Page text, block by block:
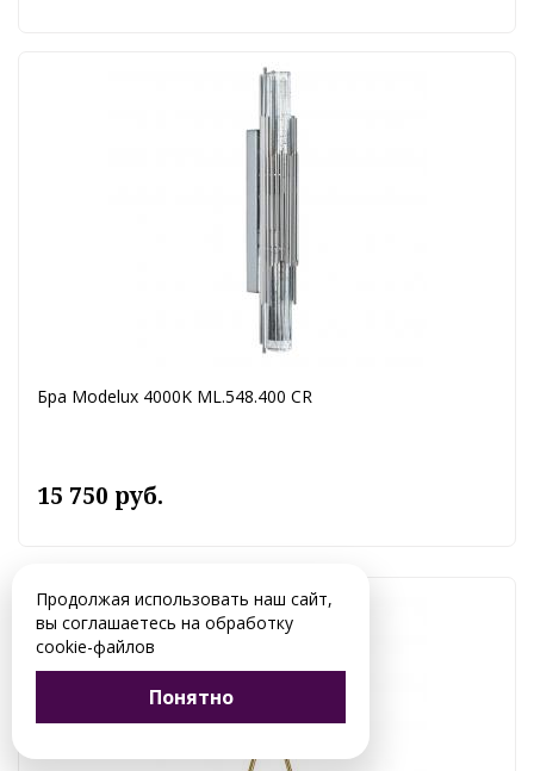
Бра Modelux 4000K ML.548.400 CR
15 750 руб.
Продолжая использовать наш сайт,
вы соглашаетесь на обработку
cookie-файлов
Понятно